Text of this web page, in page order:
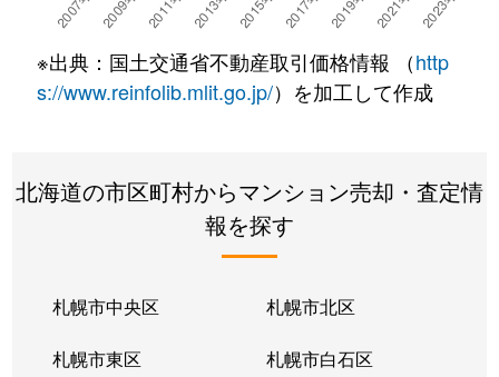
※出典：国土交通省不動産取引価格情報 （http
s://www.reinfolib.mlit.go.jp/）を加工して作成
北海道の市区町村からマンション売却・査定情
報を探す
札幌市中央区 札幌市北区
札幌市東区 札幌市白石区